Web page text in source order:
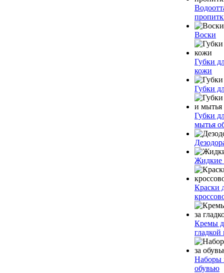
Воски
Губки
кожи
Губки
Губки
мытья
Жидкие
Краски
Кремы
гладкой
Наборы
обувью